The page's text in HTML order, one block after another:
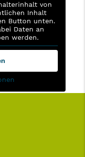
von
Inhalt
Button unten.
Daten an
werden.